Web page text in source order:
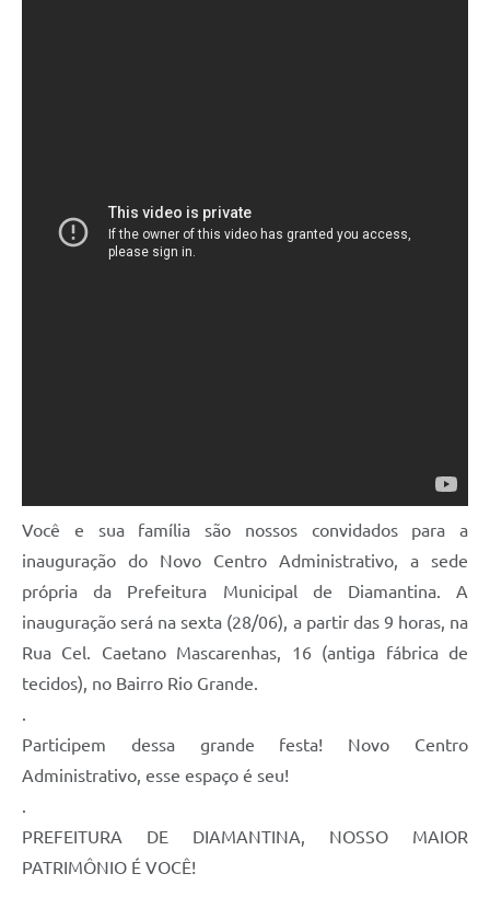
Você e sua família são nossos convidados para a
inauguração do Novo Centro Administrativo, a sede
própria da Prefeitura Municipal de Diamantina. A
inauguração será na sexta (28/06), a partir das 9 horas, na
Rua Cel. Caetano Mascarenhas, 16 (antiga fábrica de
tecidos), no Bairro Rio Grande.
.
Participem dessa grande festa! Novo Centro
Administrativo, esse espaço é seu!
.
PREFEITURA DE DIAMANTINA, NOSSO MAIOR
PATRIMÔNIO É VOCÊ!